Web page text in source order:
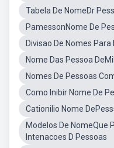
Tabela De NomeDr
PamessonNome De
Divisao De Nomes
Nome Das Pessoa
Nomes De Pessoas
Como Inibir Nome De
Cationilio Nome
Modelos De NomeQue
Intenacoes D Pessoas